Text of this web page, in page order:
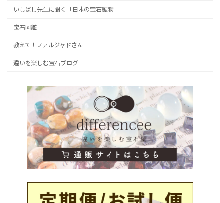
いしばし先生に聞く「日本の宝石鉱物」
宝石図鑑
教えて！ファルジャドさん
違いを楽しむ宝石ブログ